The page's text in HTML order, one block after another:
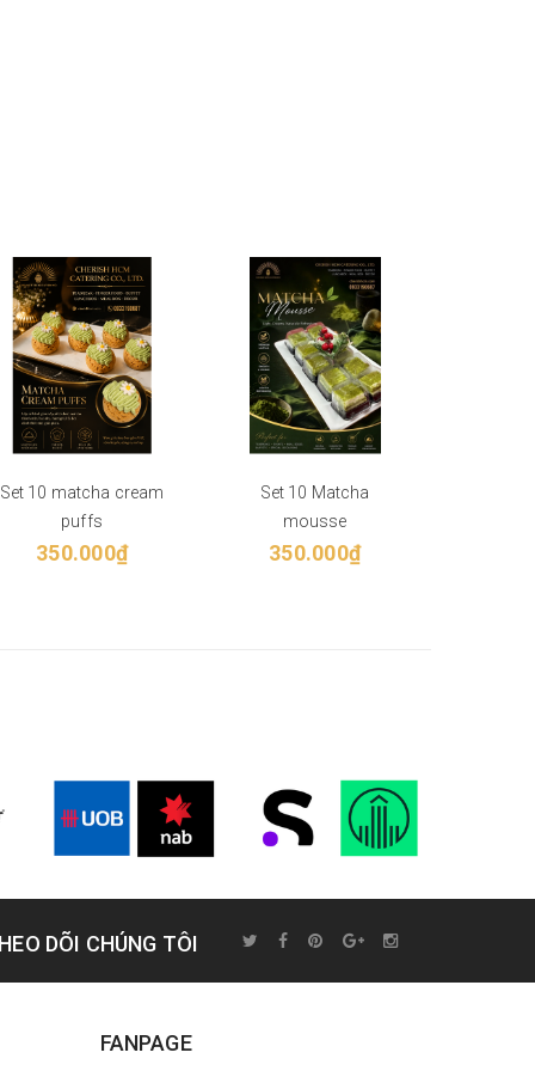
Set 10 matcha cream
puffs
350.000₫
Set 10 Matcha
mousse
350.000₫
DÕI CHÚNG TÔI
FANPAGE